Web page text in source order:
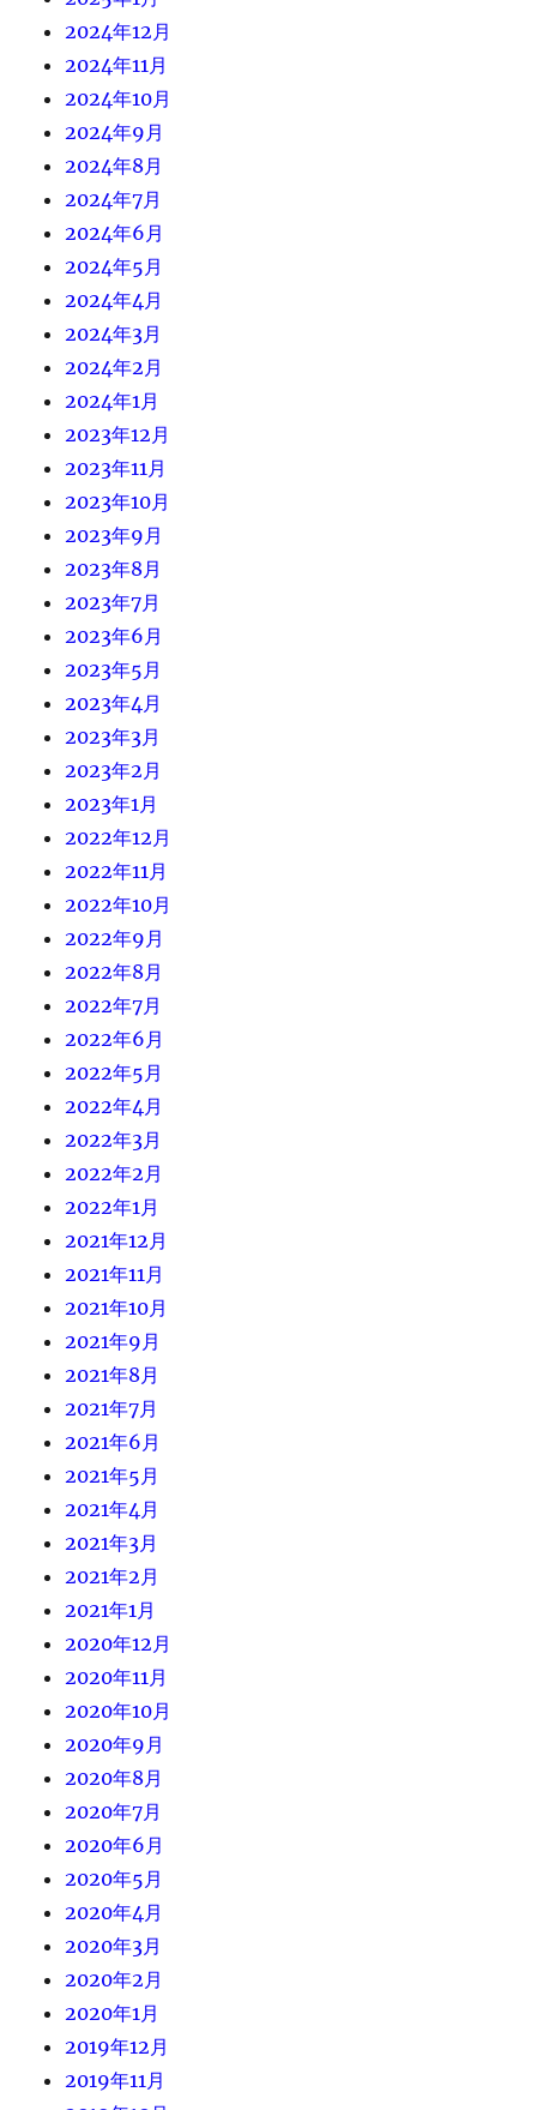
2024年12月
2024年11月
2024年10月
2024年9月
2024年8月
2024年7月
2024年6月
2024年5月
2024年4月
2024年3月
2024年2月
2024年1月
2023年12月
2023年11月
2023年10月
2023年9月
2023年8月
2023年7月
2023年6月
2023年5月
2023年4月
2023年3月
2023年2月
2023年1月
2022年12月
2022年11月
2022年10月
2022年9月
2022年8月
2022年7月
2022年6月
2022年5月
2022年4月
2022年3月
2022年2月
2022年1月
2021年12月
2021年11月
2021年10月
2021年9月
2021年8月
2021年7月
2021年6月
2021年5月
2021年4月
2021年3月
2021年2月
2021年1月
2020年12月
2020年11月
2020年10月
2020年9月
2020年8月
2020年7月
2020年6月
2020年5月
2020年4月
2020年3月
2020年2月
2020年1月
2019年12月
2019年11月